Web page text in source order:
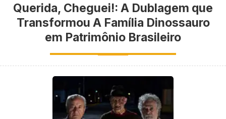
Querida, Cheguei!: A Dublagem que
Transformou A Família Dinossauro
em Patrimônio Brasileiro